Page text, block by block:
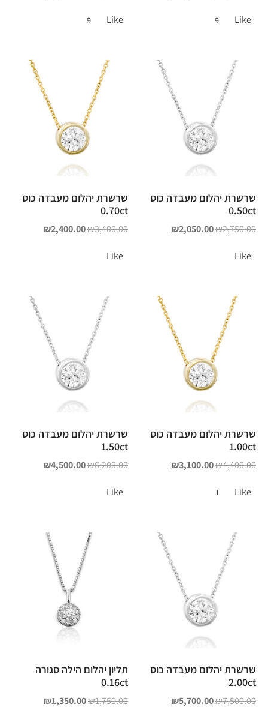
Like
9
Like
9
שרשרת יהלום מעבדה כוס
0.50ct
₪2,750.00
₪2,050.00
Like
שרשרת יהלום מעבדה כוס
0.70ct
₪3,400.00
₪2,400.00
Like
שרשרת יהלום מעבדה כוס
1.00ct
₪4,400.00
₪3,100.00
Like
1
שרשרת יהלום מעבדה כוס
1.50ct
₪6,200.00
₪4,500.00
Like
שרשרת יהלום מעבדה כוס
2.00ct
₪7,500.00
₪5,700.00
תליון יהלום הילה סגורה
0.16ct
₪1,750.00
₪1,350.00